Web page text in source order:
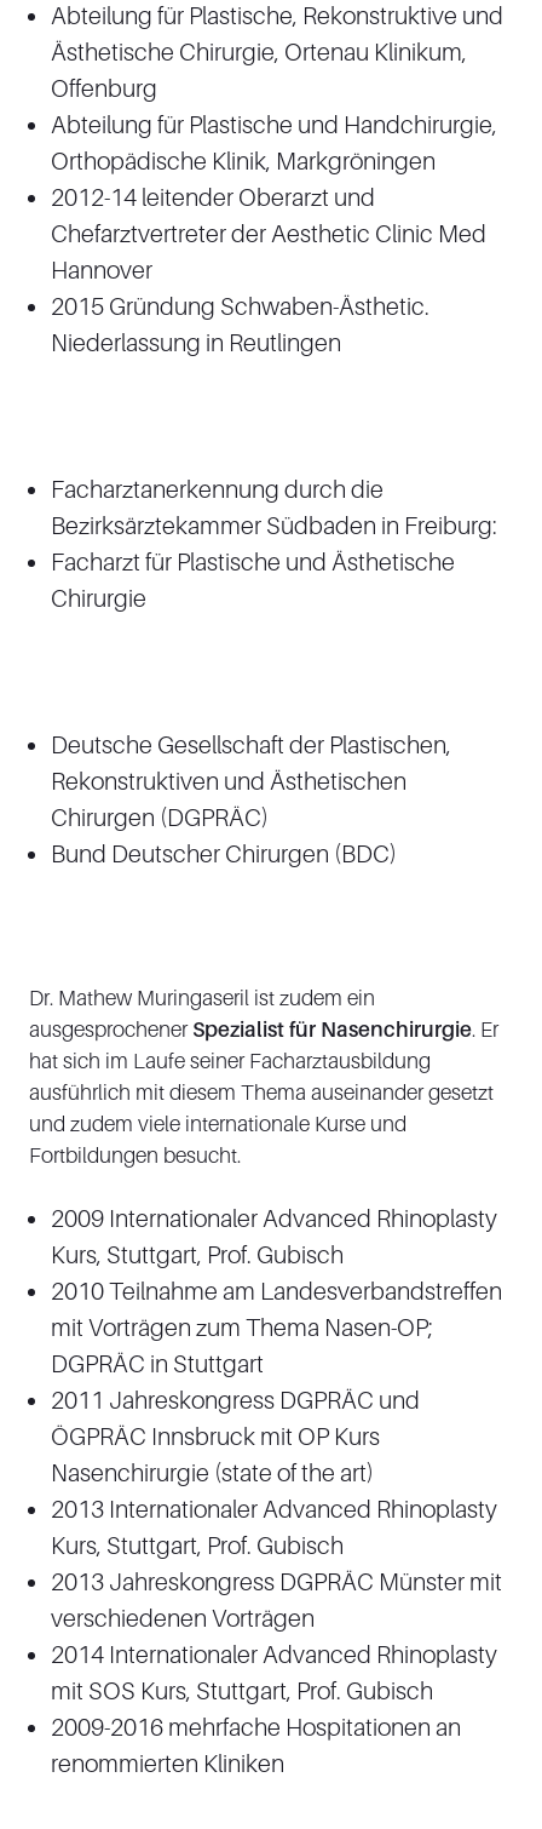
Abteilung für Plastische, Rekonstruktive und
Ästhetische Chirurgie, Ortenau Klinikum,
Offenburg
Abteilung für Plastische und Handchirurgie,
Orthopädische Klinik, Markgröningen
2012-14 leitender Oberarzt und
Chefarztvertreter der Aesthetic Clinic Med
Hannover
2015 Gründung Schwaben-Ästhetic.
Niederlassung in Reutlingen
Facharztanerkennung durch die
Bezirksärztekammer Südbaden in Freiburg:
Facharzt für Plastische und Ästhetische
Chirurgie
Deutsche Gesellschaft der Plastischen,
Rekonstruktiven und Ästhetischen
Chirurgen (DGPRÄC)
Bund Deutscher Chirurgen (BDC)
Dr. Mathew Muringaseril ist zudem ein
ausgesprochenerSpezialist für Nasenchirurgie. Er
hat sich im Laufe seiner Facharztausbildung
ausführlich mit diesem Thema auseinander gesetzt
und zudem viele internationale Kurse und
Fortbildungen besucht.
2009 Internationaler Advanced Rhinoplasty
Kurs, Stuttgart, Prof. Gubisch
2010 Teilnahme am Landesverbandstreffen
mit Vorträgen zum Thema Nasen-OP;
DGPRÄC in Stuttgart
2011 Jahreskongress DGPRÄC und
ÖGPRÄC Innsbruck mit OP Kurs
Nasenchirurgie (state of the art)
2013 Internationaler Advanced Rhinoplasty
Kurs, Stuttgart, Prof. Gubisch
2013 Jahreskongress DGPRÄC Münster mit
verschiedenen Vorträgen
2014 Internationaler Advanced Rhinoplasty
mit SOS Kurs, Stuttgart, Prof. Gubisch
2009-2016 mehrfache Hospitationen an
renommierten Kliniken